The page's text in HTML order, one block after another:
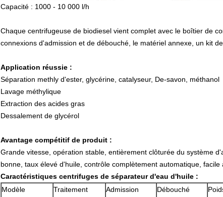
Capacité : 1000 - 10 000 l/h
Chaque centrifugeuse de biodiesel vient complet avec le boîtier de
connexions d'admission et de débouché, le matériel annexe, un kit
Application réussie :
Séparation methly d'ester, glycérine, catalyseur, De-savon, méthanol
Lavage méthylique
Extraction des acides gras
Dessalement de glycérol
Avantage compétitif de produit :
Grande vitesse, opération stable, entièrement clôturée du système
bonne, taux élevé d'huile, contrôle complètement automatique, facile
Caractéristiques centrifuges de séparateur d'eau d'huile :
Modèle
Traitement
Admission
Débouché